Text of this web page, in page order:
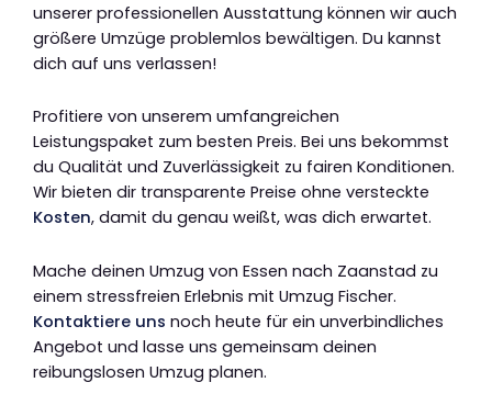
unserer professionellen Ausstattung können wir auch
größere Umzüge problemlos bewältigen. Du kannst
dich auf uns verlassen!
Profitiere von unserem umfangreichen
Leistungspaket zum besten Preis. Bei uns bekommst
du Qualität und Zuverlässigkeit zu fairen Konditionen.
Wir bieten dir transparente Preise ohne versteckte
Kosten, damit du genau weißt, was dich erwartet.
Mache deinen Umzug von Essen nach Zaanstad zu
einem stressfreien Erlebnis mit Umzug Fischer.
Kontaktiere uns noch heute für ein unverbindliches
Angebot und lasse uns gemeinsam deinen
reibungslosen Umzug planen.